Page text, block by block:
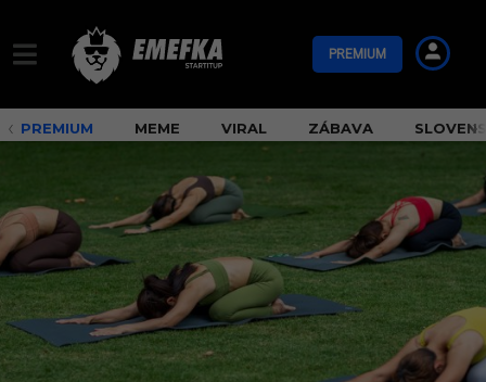
PREMIUM
PREMIUM MEME VIRAL ZÁBAVA